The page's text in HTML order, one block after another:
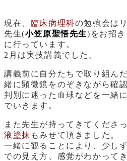
現在、 臨床病理科の勉強会は
先生(小笠原聖悟先生)をお招
に行っています。
2月は実技講義でした。
講義前に自分たちで取り組んだ
緒に顕微鏡をのぞきながら確
判別に迷った血球などを一緒
でいきます。
また先生が持ってきてくださ
液塗抹 もみせて頂きました。
一緒に観ることにより、少し
での見え方、感覚がわかって